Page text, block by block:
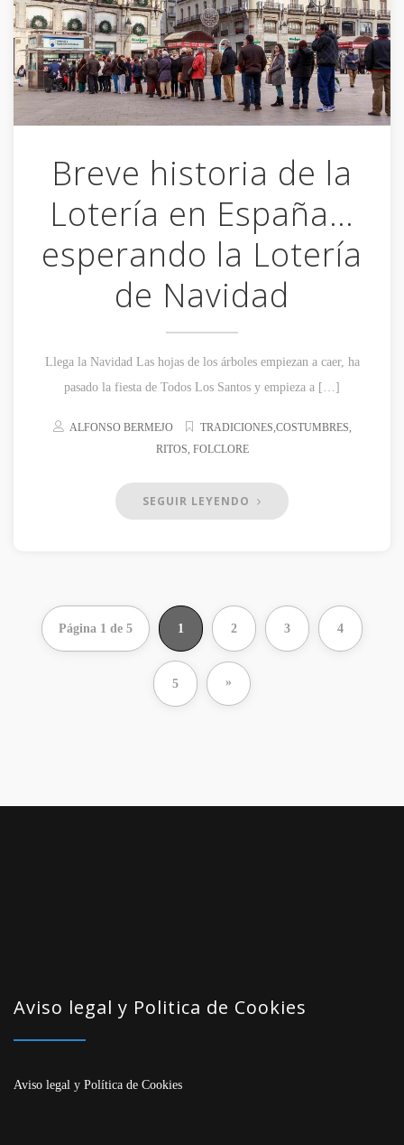
Breve historia de la
Lotería en España…
esperando la Lotería
de Navidad
Llega la Navidad Las hojas de los árboles empiezan a caer, ha
pasado la fiesta de Todos Los Santos y empieza a […]
ALFONSO BERMEJO
TRADICIONES,COSTUMBRES,
RITOS, FOLCLORE
SEGUIR LEYENDO
Página 1 de 5 1 2 3 4
5 »
Aviso legal y Politica de Cookies
Aviso legal y Política de Cookies